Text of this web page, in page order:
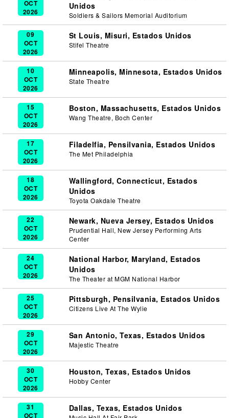
OCT
2026
Unidos
Soldiers & Sailors Memorial Auditorium
09
OCT
2026
St Louis, Misuri, Estados Unidos
Stifel Theatre
10
OCT
2026
Minneapolis, Minnesota, Estados Unidos
State Theatre
15
OCT
2026
Boston, Massachusetts, Estados Unidos
Wang Theatre, Boch Center
17
OCT
2026
Filadelfia, Pensilvania, Estados Unidos
The Met Philadelphia
18
OCT
2026
Wallingford, Connecticut, Estados
Unidos
Toyota Oakdale Theatre
22
OCT
2026
Newark, Nueva Jersey, Estados Unidos
Prudential Hall, New Jersey Performing Arts
Center
24
OCT
2026
National Harbor, Maryland, Estados
Unidos
The Theater at MGM National Harbor
25
OCT
2026
Pittsburgh, Pensilvania, Estados Unidos
Citizens Live At The Wylie
29
OCT
2026
San Antonio, Texas, Estados Unidos
Majestic Theatre
30
OCT
2026
Houston, Texas, Estados Unidos
Hobby Center
31
OCT
Dallas, Texas, Estados Unidos